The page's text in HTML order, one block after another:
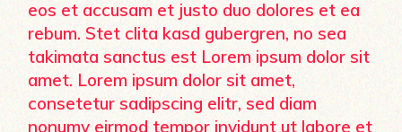
eos et accusam et justo duo dolores et ea
rebum. Stet clita kasd gubergren, no sea
takimata sanctus est Lorem ipsum dolor sit
amet. Lorem ipsum dolor sit amet,
consetetur sadipscing elitr, sed diam
nonumy eirmod tempor invidunt ut labore et